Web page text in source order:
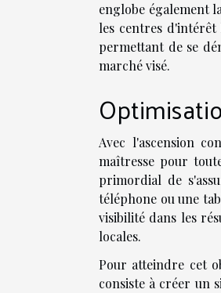
englobe également
les centres d'intérêt
permettant de se
marché visé.
Avec l'ascension
maîtresse pour
primordial de
téléphone ou une
visibilité dans les
locales.
Pour atteindre cet
consiste à créer un